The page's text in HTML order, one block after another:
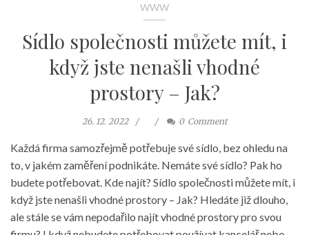
WWW
Sídlo společnosti můžete mít, i
když jste nenašli vhodné
prostory – Jak?
26. 12. 2022 0 Comment
Každá firma samozřejmě potřebuje své sídlo, bez ohledu na
to, v jakém zaměření podnikáte. Nemáte své sídlo? Pak ho
budete potřebovat. Kde najít? Sídlo společnosti můžete mít, i
když jste nenašli vhodné prostory – Jak? Hledáte již dlouho,
ale stále se vám nepodařilo najít vhodné prostory pro svou